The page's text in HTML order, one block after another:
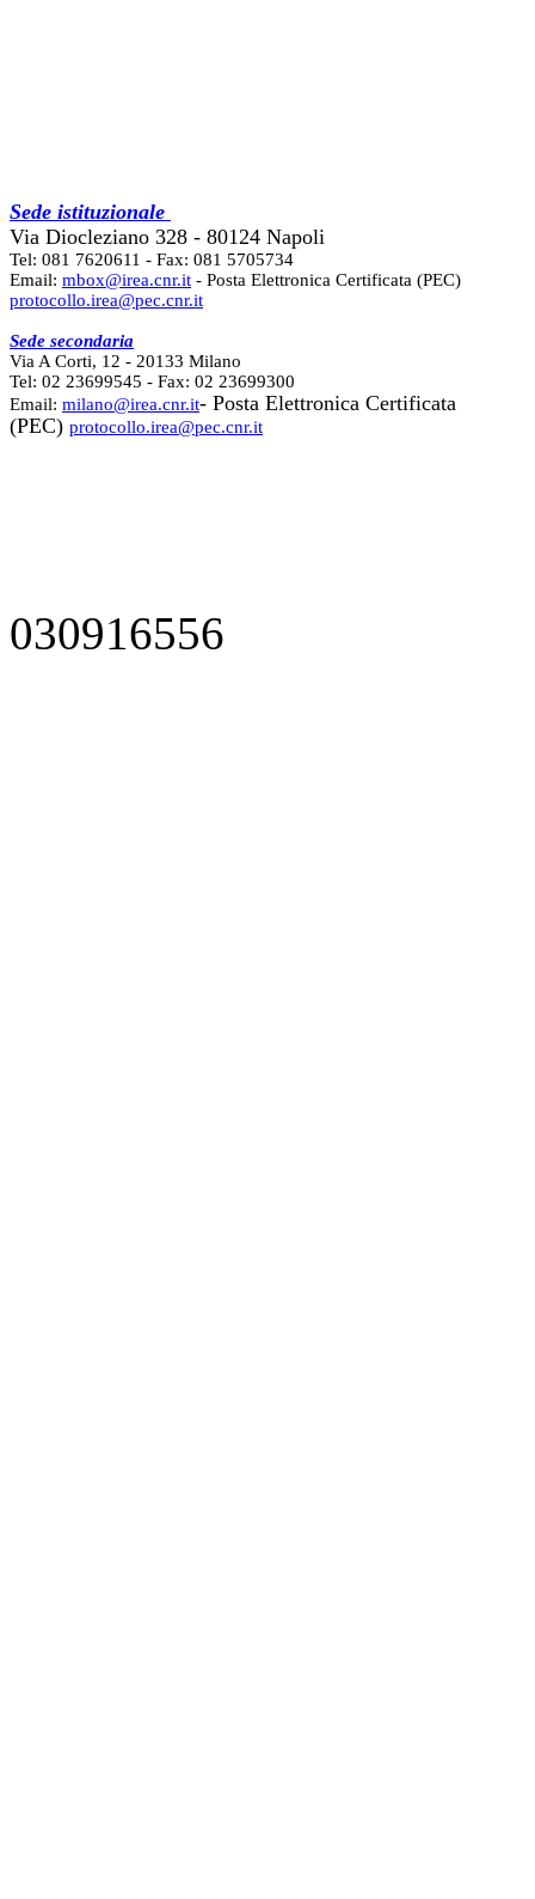
Sede istituzionale
Via Diocleziano 328 - 80124 Napoli
Tel: 081 7620611 - Fax: 081 5705734
Email: mbox@irea.cnr.it - Posta Elettronica Certificata (PEC)
protocollo.irea@pec.cnr.it
Sede secondaria
Via A Corti, 12 - 20133 Milano
Tel: 02 23699545 - Fax: 02 23699300
Email: milano@irea.cnr.it- Posta Elettronica Certificata
(PEC) protocollo.irea@pec.cnr.it
030916556